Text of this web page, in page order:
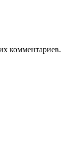
комментариев.